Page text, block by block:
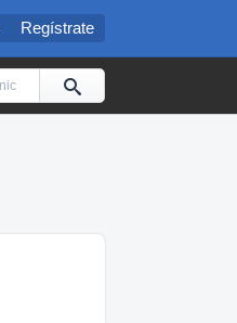
Regístrate